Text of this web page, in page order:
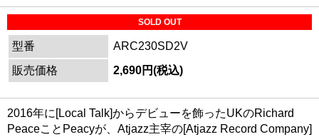
SOLD OUT
型番
ARC230SD2V
販売価格
2,690円(税込)
2016年に[Local Talk]からデビューを飾ったUKのRichard
PeaceことPeacyが、Atjazz主宰の[Atjazz Record Company]